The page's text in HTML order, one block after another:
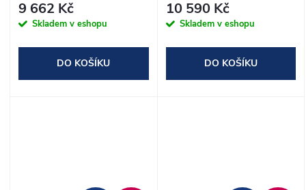
9 662 Kč
Skladem v eshopu
DO KOŠÍKU
10 590 Kč
Skladem v eshopu
DO KOŠÍKU